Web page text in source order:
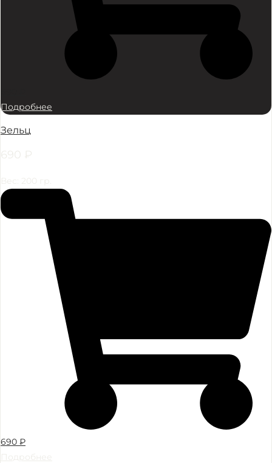
Подробнее
Зельц
690 ₽
Вес: 200 гр.
690 ₽
Подробнее